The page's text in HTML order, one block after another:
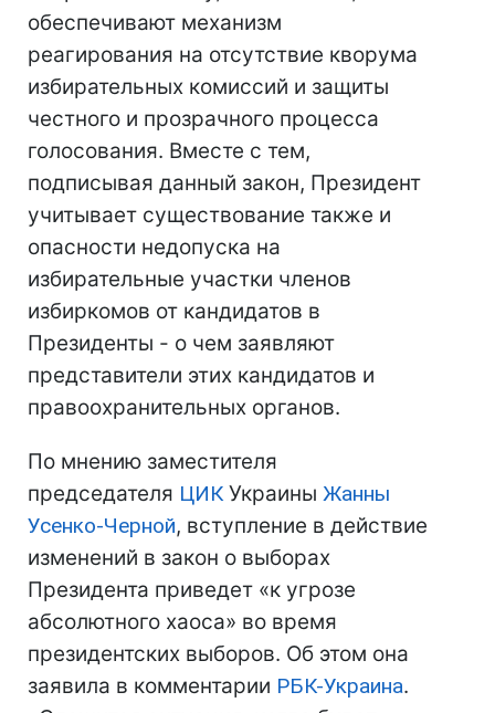
обеспечивают механизм
реагирования на отсутствие кворума
избирательных комиссий и защиты
честного и прозрачного процесса
голосования. Вместе с тем,
подписывая данный закон, Президент
учитывает существование также и
опасности недопуска на
избирательные участки членов
избиркомов от кандидатов в
Президенты - о чем заявляют
представители этих кандидатов и
правоохранительных органов.
По мнению заместителя
председателя ЦИКУкраины Жанны
Усенко-Черной, вступление в действие
изменений в закон о выборах
Президента приведет «к угрозе
абсолютного хаоса» во время
президентских выборов. Об этом она
заявила в комментарии РБК-Украина.